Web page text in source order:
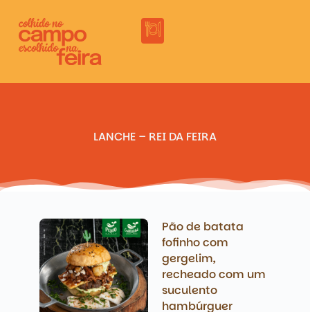
LANCHE – REI DA FEIRA
Pão de batata
fofinho com
gergelim,
recheado com um
suculento
hambúrguer